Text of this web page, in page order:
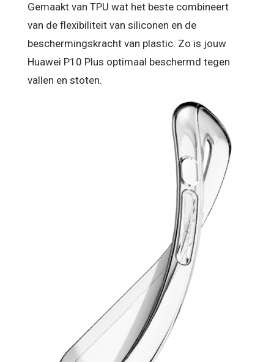
Gemaakt van TPU wat het beste combineert
van de flexibiliteit van siliconen en de
beschermingskracht van plastic. Zo is jouw
Huawei P10 Plus optimaal beschermd tegen
vallen en stoten.